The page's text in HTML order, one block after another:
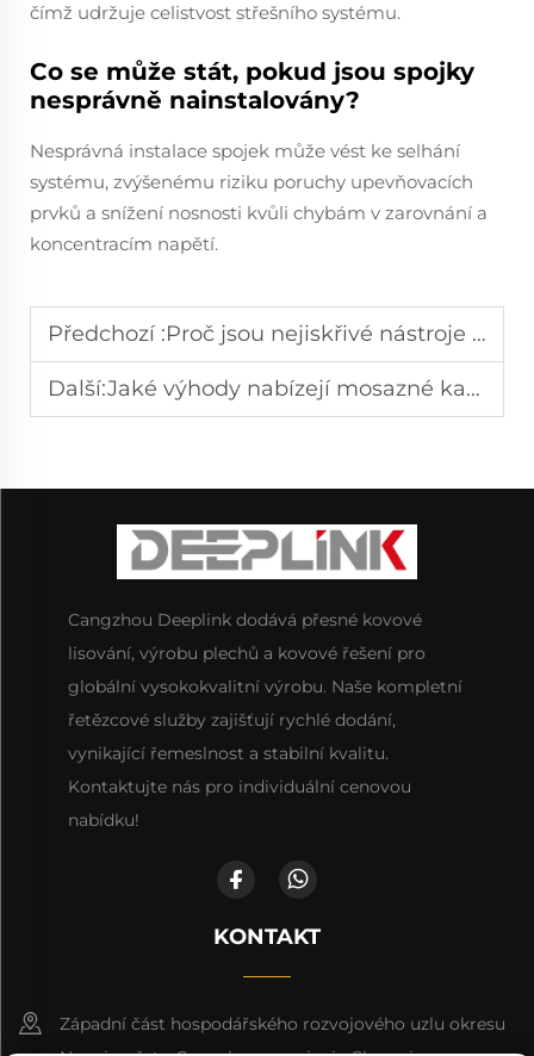
čímž udržuje celistvost střešního systému.
Co se může stát, pokud jsou spojky
nesprávně nainstalovány?
Nesprávná instalace spojek může vést ke selhání
systému, zvýšenému riziku poruchy upevňovacích
prvků a snížení nosnosti kvůli chybám v zarovnání a
koncentracím napětí.
Předchozí :Proč jsou nejiskřivé nástroje důležité v petrochemii?
Další:Jaké výhody nabízejí mosazné kartáče při čištění povrchů?
Cangzhou Deeplink dodává přesné kovové
lisování, výrobu plechů a kovové řešení pro
globální vysokokvalitní výrobu. Naše kompletní
řetězcové služby zajišťují rychlé dodání,
vynikající řemeslnost a stabilní kvalitu.
Kontaktujte nás pro individuální cenovou
nabídku!
KONTAKT
Západní část hospodářského rozvojového uzlu okresu